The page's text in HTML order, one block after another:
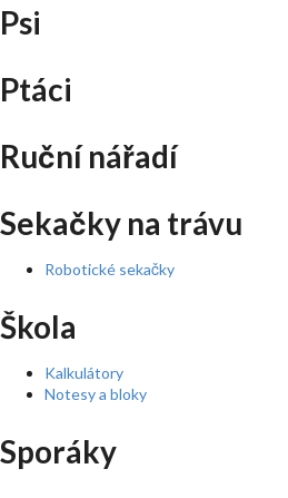
Psi
Ptáci
Ruční nářadí
Sekačky na trávu
Robotické sekačky
Škola
Kalkulátory
Notesy a bloky
Sporáky